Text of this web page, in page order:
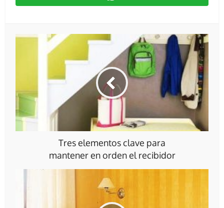
Tres elementos clave para
mantener en orden el recibidor